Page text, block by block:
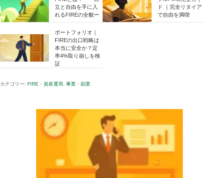
立と自由を手に入
れるFIREの全貌ー
ド ｜完全リタイア
で自由を満喫
ポートフォリオ｜
FIREの出口戦略は
本当に安全か？定
率4%取り崩しを検
証
カテゴリー: FIRE・資産運用 , 事業・副業